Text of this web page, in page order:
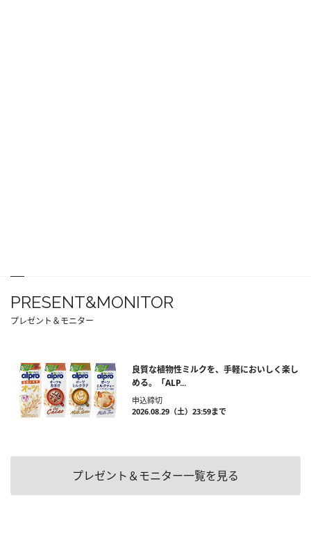
PRESENT&MONITOR
プレゼント＆モニター
良質な植物性ミルクを、手軽においしく楽し
める。「ALP...
申込締切
2026.08.29（土）23:59まで
プレゼント＆モニター一覧を見る